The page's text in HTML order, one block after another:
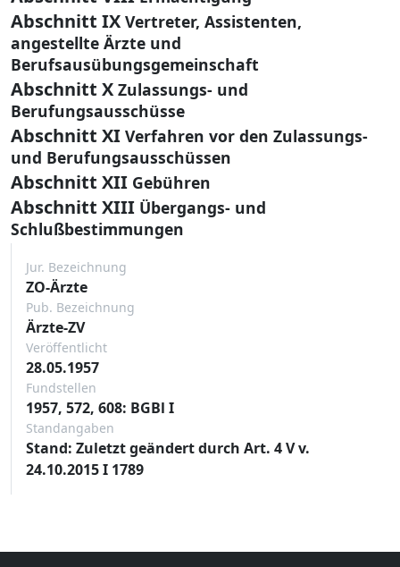
Abschnitt IX Vertreter, Assistenten,
angestellte Ärzte und
Berufsausübungsgemeinschaft
Abschnitt X Zulassungs- und
Berufungsausschüsse
Abschnitt XI Verfahren vor den Zulassungs-
und Berufungsausschüssen
Abschnitt XII Gebühren
Abschnitt XIII Übergangs- und
Schlußbestimmungen
Jur. Bezeichnung
ZO-Ärzte
Pub. Bezeichnung
Ärzte-ZV
Veröffentlicht
28.05.1957
Fundstellen
1957, 572, 608: BGBl I
Standangaben
Stand: Zuletzt geändert durch Art. 4 V v.
24.10.2015 I 1789